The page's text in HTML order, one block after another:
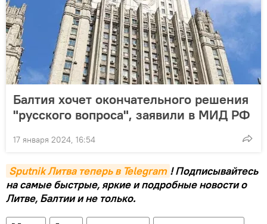
Балтия хочет окончательного решения
"русского вопроса", заявили в МИД РФ
17 января 2024, 16:54
Sputnik Литва теперь в Telegram ! Подписывайтесь
на самые быстрые, яркие и подробные новости о
Литве, Балтии и не только.